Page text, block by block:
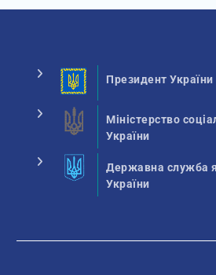
Президент України
Міністерство
України
Державна служба
України